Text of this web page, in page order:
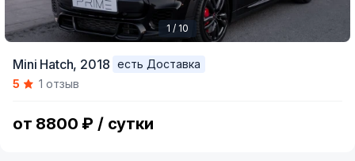
of
1 / 10
Mini Hatch, 2018
есть Доставка
5
1 отзыв
от 8800 ₽ / сутки